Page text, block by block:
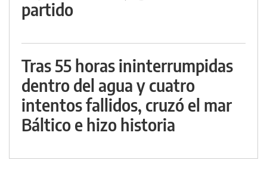
partido
Tras 55 horas ininterrumpidas
dentro del agua y cuatro
intentos fallidos, cruzó el mar
Báltico e hizo historia